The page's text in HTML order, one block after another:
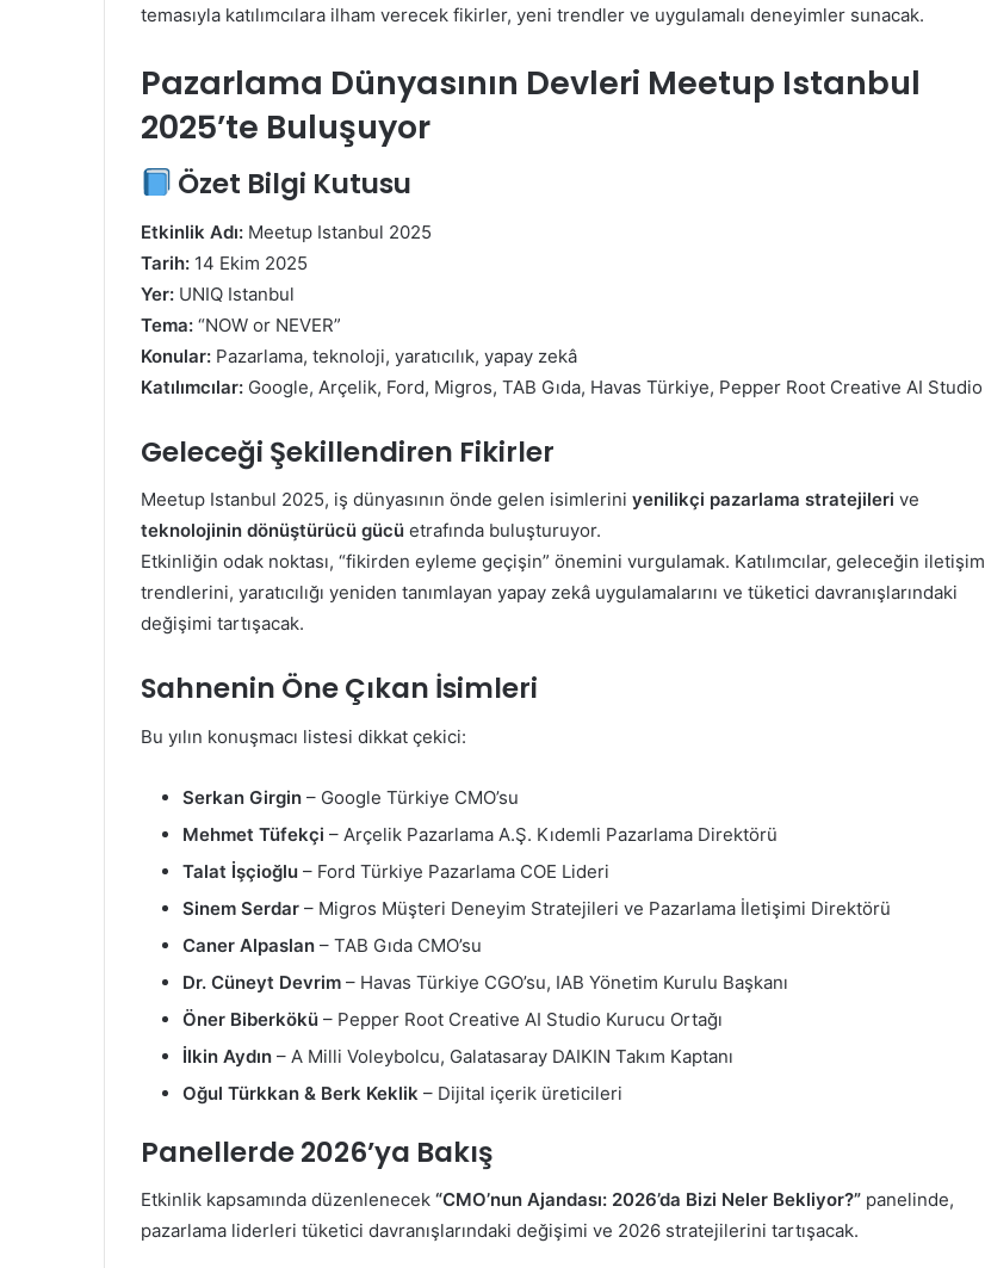
temasıyla katılımcılara ilham verecek fikirler, yeni trendler ve uygulamalı deneyimler sunacak.
Pazarlama Dünyasının Devleri Meetup Istanbul
2025’te Buluşuyor
Özet Bilgi Kutusu
Etkinlik Adı: Meetup Istanbul 2025
Tarih: 14 Ekim 2025
Yer: UNIQ Istanbul
Tema: “NOW or NEVER”
Konular: Pazarlama, teknoloji, yaratıcılık, yapay zekâ
Katılımcılar: Google, Arçelik, Ford, Migros, TAB Gıda, Havas Türkiye, Pepper Root Creative AI Studio
Geleceği Şekillendiren Fikirler
Meetup Istanbul 2025, iş dünyasının önde gelen isimlerini yenilikçi pazarlama stratejileri ve
teknolojinin dönüştürücü gücü etrafında buluşturuyor.
Etkinliğin odak noktası, “fikirden eyleme geçişin” önemini vurgulamak. Katılımcılar, geleceğin iletişim
trendlerini, yaratıcılığı yeniden tanımlayan yapay zekâ uygulamalarını ve tüketici davranışlarındaki
değişimi tartışacak.
Sahnenin Öne Çıkan İsimleri
Bu yılın konuşmacı listesi dikkat çekici:
Serkan Girgin – Google Türkiye CMO’su
Mehmet Tüfekçi – Arçelik Pazarlama A.Ş. Kıdemli Pazarlama Direktörü
Talat İşçioğlu – Ford Türkiye Pazarlama COE Lideri
Sinem Serdar – Migros Müşteri Deneyim Stratejileri ve Pazarlama İletişimi Direktörü
Caner Alpaslan – TAB Gıda CMO’su
Dr. Cüneyt Devrim – Havas Türkiye CGO’su, IAB Yönetim Kurulu Başkanı
Öner Biberkökü – Pepper Root Creative AI Studio Kurucu Ortağı
İlkin Aydın – A Milli Voleybolcu, Galatasaray DAIKIN Takım Kaptanı
Oğul Türkkan & Berk Keklik – Dijital içerik üreticileri
Panellerde 2026’ya Bakış
Etkinlik kapsamında düzenlenecek “CMO’nun Ajandası: 2026’da Bizi Neler Bekliyor?” panelinde,
pazarlama liderleri tüketici davranışlarındaki değişimi ve 2026 stratejilerini tartışacak.